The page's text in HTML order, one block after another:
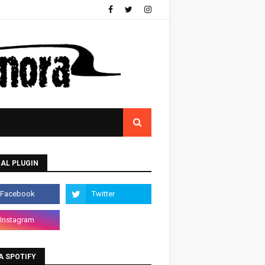
PLUGIN
SPOTIFY